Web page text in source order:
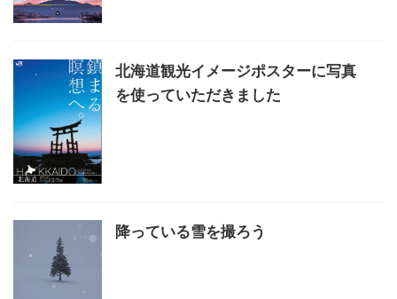
北海道観光イメージポスターに写真
を使っていただきました
降っている雪を撮ろう